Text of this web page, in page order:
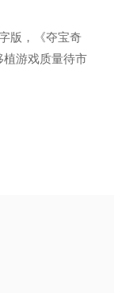
版，《夺宝奇
植游戏质量待市